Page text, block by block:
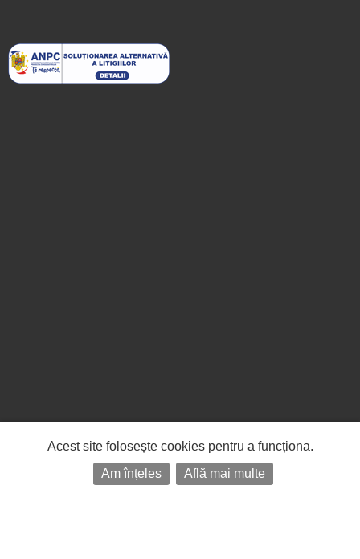
Acest site folosește cookies pentru a funcționa.
Am înțeles
Află mai multe